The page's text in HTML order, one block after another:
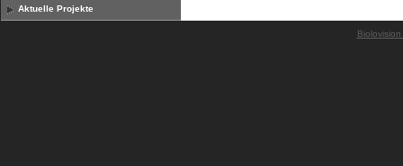
Aktuelle Projekte
Biolovision